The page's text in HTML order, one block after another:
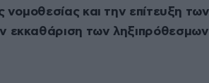
νομοθεσίας και την επίτευξη των
εκκαθάριση των